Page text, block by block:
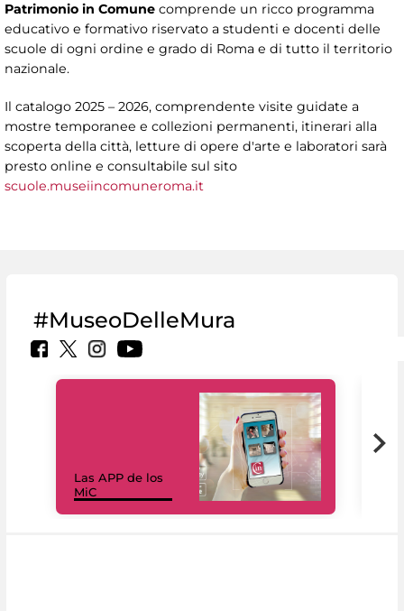
Patrimonio in Comune comprende un ricco programma
educativo e formativo riservato a studenti e docenti delle
scuole di ogni ordine e grado di Roma e di tutto il territorio
nazionale.
Il catalogo 2025 – 2026, comprendente visite guidate a
mostre temporanee e collezioni permanenti, itinerari alla
scoperta della città, letture di opere d'arte e laboratori sarà
presto online e consultabile sul sito
scuole.museiincomuneroma.it
#MuseoDelleMura
Las APP de los
MiC